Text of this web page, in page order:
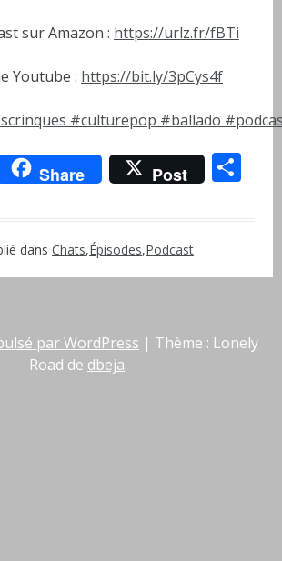
sur Amazon : https://urlz.fr/fBTi
Youtube : https://bit.ly/3pCys4f
#culturepop #ballado
Share Post
dans Chats,Épisodes,Podcast
par WordPress | Thème : Lonely
Road de dbeja.